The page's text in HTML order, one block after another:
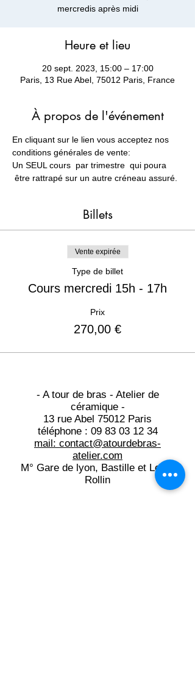
mercredis après midi
Heure et lieu
20 sept. 2023, 15:00 – 17:00
Paris, 13 Rue Abel, 75012 Paris, France
À propos de l'événement
En cliquant sur le lien vous acceptez nos
conditions générales de vente:
Un SEUL cours  par trimestre  qui poura
être rattrapé sur un autre créneau assuré.
Billets
Vente expirée
Type de billet
Cours mercredi 15h - 17h
Prix
270,00 €
- A tour de bras - Atelier de
céramique -
13 rue Abel 75012 Paris
téléphone : 09 83 03 12 34
mail: contact@atourdebras-
atelier.com​
M° Gare de lyon, Bastille et Ledru
Rollin